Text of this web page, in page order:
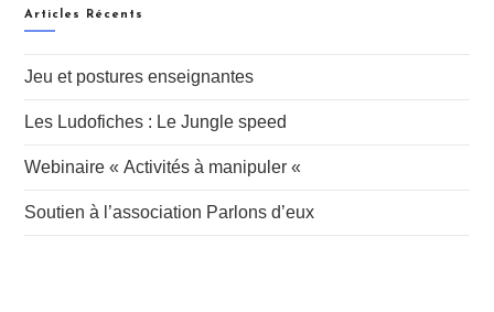
Articles Récents
Jeu et postures enseignantes
Les Ludofiches : Le Jungle speed
Webinaire « Activités à manipuler «
Soutien à l’association Parlons d’eux